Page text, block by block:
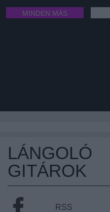
MINDEN MÁS
LÁNGOLÓ
GITÁROK
RSS